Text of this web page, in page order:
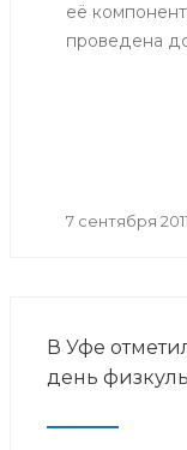
её
проведена
7 сентября 2011
В Уфе
день